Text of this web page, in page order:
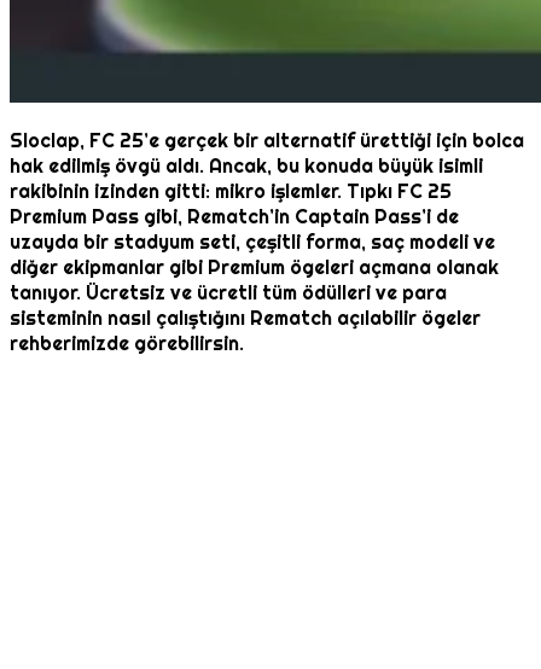
Sloclap, FC 25’e gerçek bir alternatif ürettiği için bolca
hak edilmiş övgü aldı. Ancak, bu konuda büyük isimli
rakibinin izinden gitti: mikro işlemler. Tıpkı FC 25
Premium Pass gibi, Rematch’in Captain Pass’i de
uzayda bir stadyum seti, çeşitli forma, saç modeli ve
diğer ekipmanlar gibi Premium ögeleri açmana olanak
tanıyor. Ücretsiz ve ücretli tüm ödülleri ve para
sisteminin nasıl çalıştığını Rematch açılabilir ögeler
rehberimizde görebilirsin.